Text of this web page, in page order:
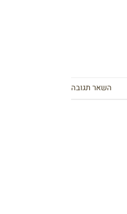
השאר תגובה